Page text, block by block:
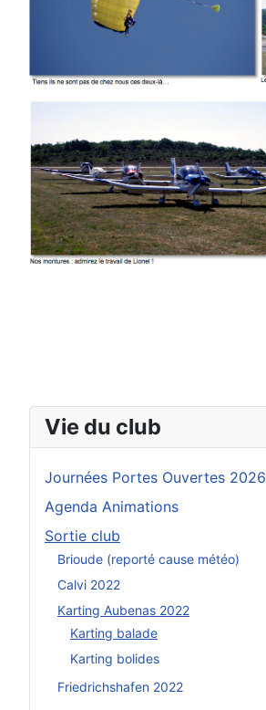
Vie du club
Journées Portes Ouvertes 2026
Agenda Animations
Sortie club
Brioude (reporté cause météo)
Calvi 2022
Karting Aubenas 2022
Karting balade
Karting bolides
Friedrichshafen 2022